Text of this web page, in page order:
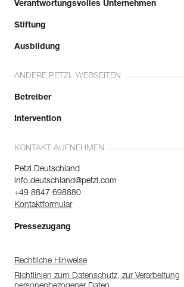
Verantwortungsvolles Unternehmen
Stiftung
Ausbildung
ANDERE PETZL WEBSEITEN
Betreiber
Intervention
KONTAKT AUFNEHMEN
Petzl Deutschland
info.deutschland@petzl.com
+49 8847 698880
Kontaktformular
Pressezugang
Rechtliche Hinweise
Richtlinien zum Datenschutz, zur Verarbeitung